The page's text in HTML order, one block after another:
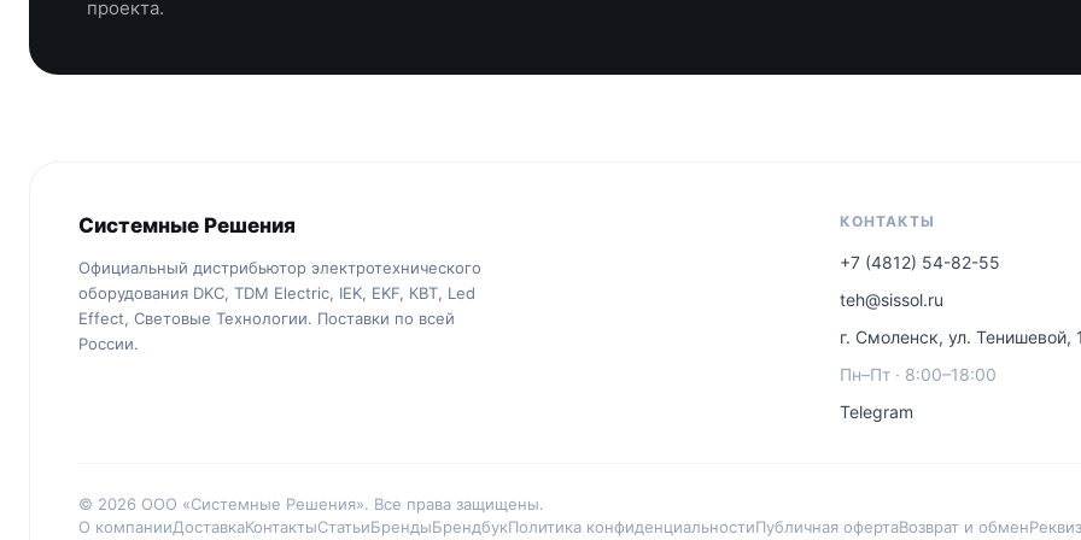
проекта.
Системные Решения
Официальный дистрибьютор электротехнического
оборудования DKC, TDM Electric, IEK, EKF, КВТ, Led
Effect, Световые Технологии. Поставки по всей
России.
КОНТАКТЫ
+7 (4812) 54-82-55
teh@sissol.ru
г. Смоленск, ул. Тенишевой,
Пн–Пт · 8:00–18:00
Telegram
© 2026 ООО «Системные Решения». Все права защищены.
О компанииДоставкаКонтактыСтатьиБрендыБрендбукПолитика конфиденциальностиПубличная офертаВозврат и обмен